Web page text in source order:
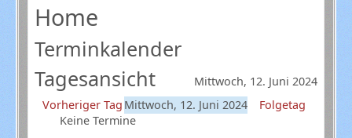
Home
Terminkalender
Tagesansicht
Mittwoch, 12. Juni 2024
Vorheriger Tag Mittwoch, 12. Juni 2024
Folgetag
Keine Termine